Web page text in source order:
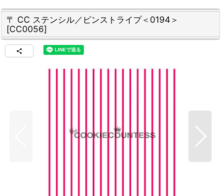
〒 CC ステンシル／ピンストライプ＜0194＞
[CC0056]